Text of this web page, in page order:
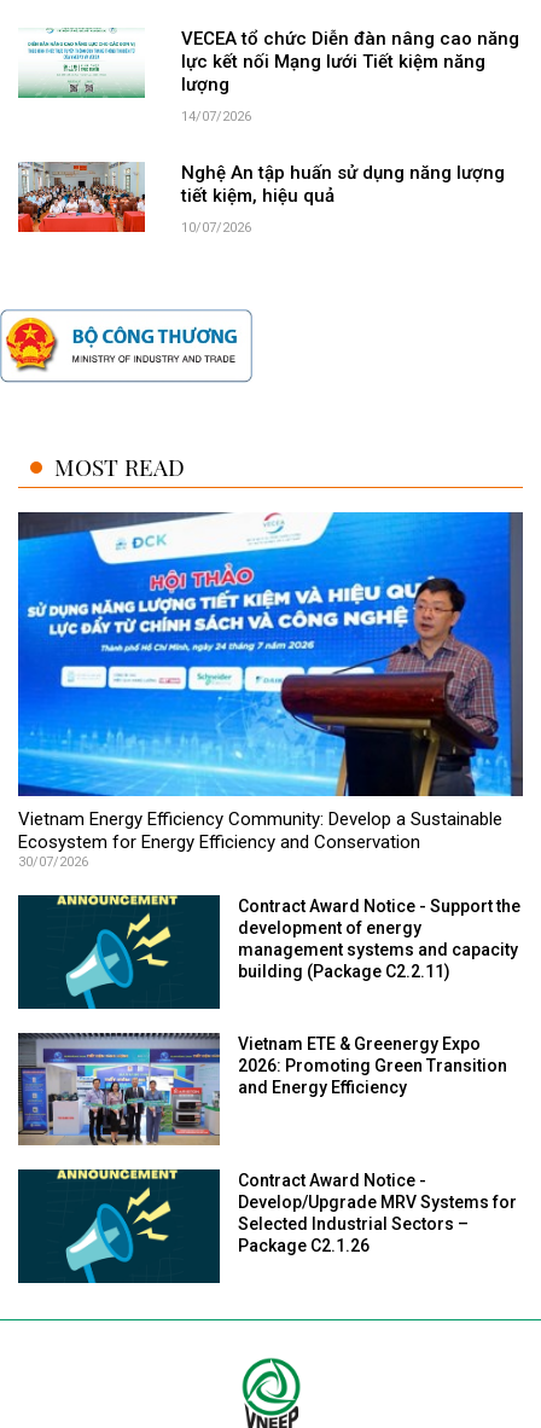
VECEA tổ chức Diễn đàn nâng cao năng
lực kết nối Mạng lưới Tiết kiệm năng
lượng
14/07/2026
Nghệ An tập huấn sử dụng năng lượng
tiết kiệm, hiệu quả
10/07/2026
MOST READ
Vietnam Energy Efficiency Community: Develop a Sustainable
Ecosystem for Energy Efficiency and Conservation
30/07/2026
Contract Award Notice - Support the
development of energy
management systems and capacity
building (Package C2.2.11)
Vietnam ETE & Greenergy Expo
2026: Promoting Green Transition
and Energy Efficiency
Contract Award Notice -
Develop/Upgrade MRV Systems for
Selected Industrial Sectors –
Package C2.1.26